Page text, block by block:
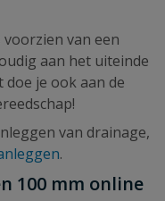
van een
aan het uiteinde
je ook aan de
van drainage,
.
100 mm online